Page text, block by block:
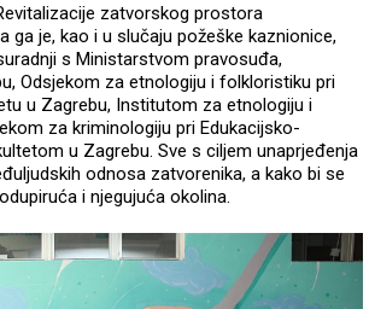
zatvorskog prostora
ga je, kao i u slučaju požeške kaznionice,
s Ministarstvom pravosuđa,
Odsjekom za etnologiju i folkloristiku pri
u Zagrebu, Institutom za etnologiju i
za kriminologiju pri Edukacijsko-
u Zagrebu. Sve s ciljem unaprjeđenja
odnosa zatvorenika, a kako bi se
i njegujuća okolina.